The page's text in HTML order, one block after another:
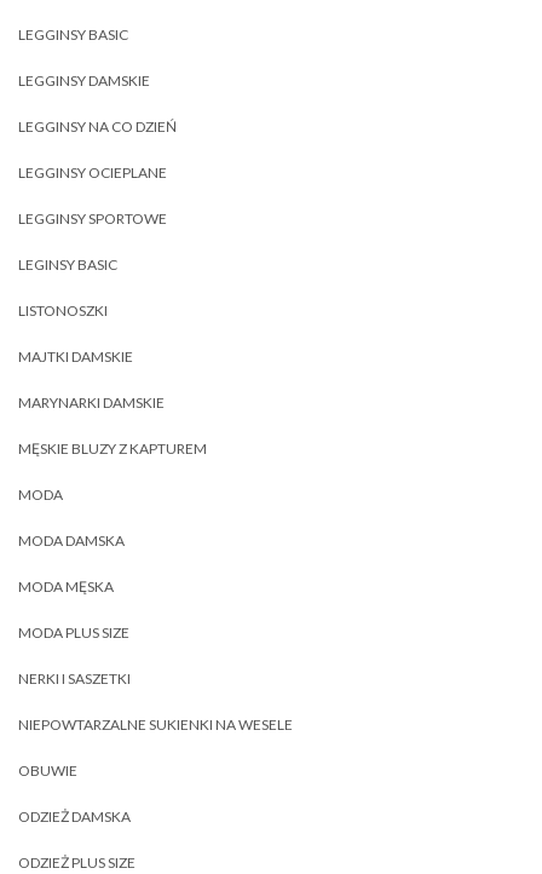
LEGGINSY BASIC
LEGGINSY DAMSKIE
LEGGINSY NA CO DZIEŃ
LEGGINSY OCIEPLANE
LEGGINSY SPORTOWE
LEGINSY BASIC
LISTONOSZKI
MAJTKI DAMSKIE
MARYNARKI DAMSKIE
MĘSKIE BLUZY Z KAPTUREM
MODA
MODA DAMSKA
MODA MĘSKA
MODA PLUS SIZE
NERKI I SASZETKI
NIEPOWTARZALNE SUKIENKI NA WESELE
OBUWIE
ODZIEŻ DAMSKA
ODZIEŻ PLUS SIZE